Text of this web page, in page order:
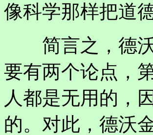
像科学那样把道
简言之，德沃
要有两个论点，
人都是无用的，
的。对此，德沃